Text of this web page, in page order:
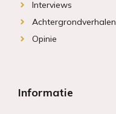
Interviews
Achtergrondverhalen
Opinie
Informatie